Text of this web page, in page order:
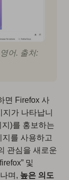
어. 출처:
면 Firefox 사
가 나타납니
지)를 홍보하는
지를 사용하고
관심을 새로운
및
며, 높은 의도